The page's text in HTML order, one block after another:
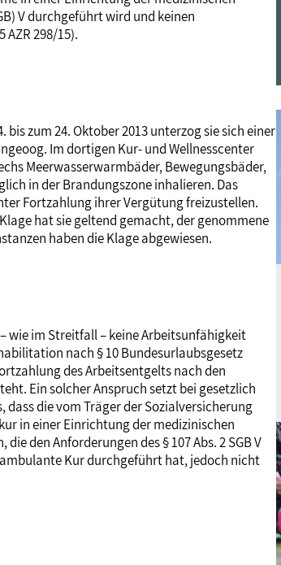
& Gesundheit
V durchgeführt wird und keinen
298/15).
zum 24. Oktober 2013 unterzog sie sich einer
Im dortigen Kur- und Wellnesscenter
Meerwasserwarmbäder, Bewegungsbäder,
in der Brandungszone inhalieren. Das
Fortzahlung ihrer Vergütung freizustellen.
hat sie geltend gemacht, der genommene
haben die Klage abgewiesen.
wie im Streitfall – keine Arbeitsunfähigkeit
nach § 10 Bundesurlaubsgesetz
des Arbeitsentgelts nach den
Ein solcher Anspruch setzt bei gesetzlich
dass die vom Träger der Sozialversicherung
in einer Einrichtung der medizinischen
den Anforderungen des § 107 Abs. 2 SGB V
Kur durchgeführt hat, jedoch nicht